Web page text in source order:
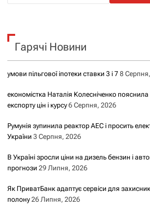
к
Гарячі Новини
умови пільгової іпотеки ставки 3 і 78
економістка Наталія Колесніченко
експорту цін і курсу6 Серпня, 2026
Румунія зупинила реактор АЕС і просить
України 3 Серпня, 2026
В Україні зросли ціни на дизель бензин і
прогнози 29 Липня, 2026
Як ПриватБанк адаптує сервіси для
полону26 Липня, 2026